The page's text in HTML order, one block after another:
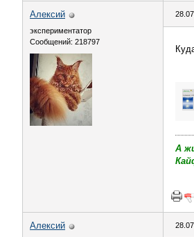
Алексий
экспериментатор
Сообщений: 218797
А
Алексий